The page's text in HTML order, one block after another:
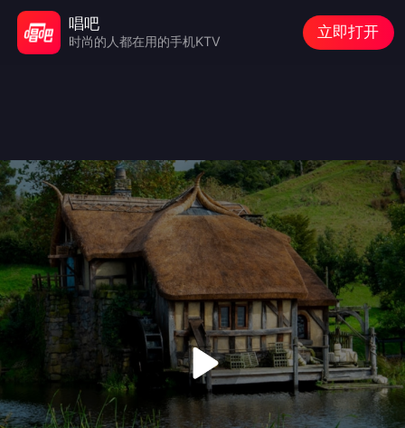
唱吧
时尚的人都在用的手机KTV
立即打开